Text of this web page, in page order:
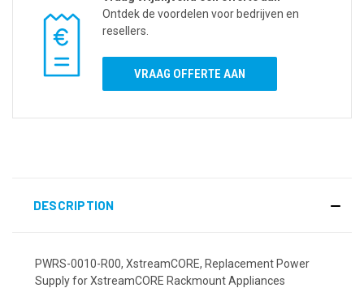
Ontdek de voordelen voor bedrijven en
resellers.
VRAAG OFFERTE AAN
DESCRIPTION
PWRS-0010-R00, XstreamCORE, Replacement Power
Supply for XstreamCORE Rackmount Appliances